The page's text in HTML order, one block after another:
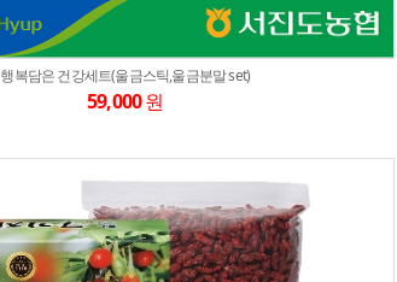
행복담은 건강세트(울금스틱,울금분말 set)
59,000원